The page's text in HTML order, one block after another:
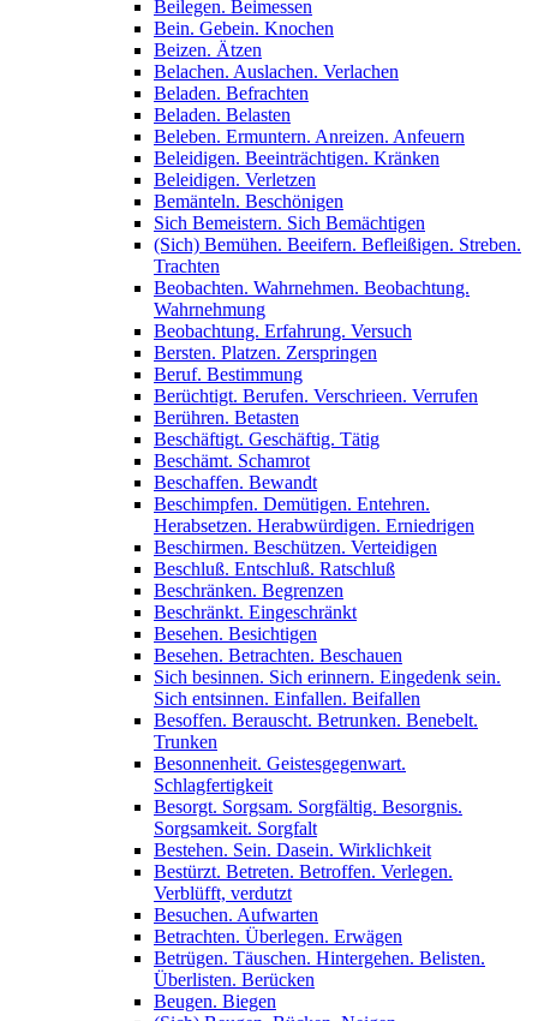
Beilegen. Beimessen
Bein. Gebein. Knochen
Beizen. Ätzen
Belachen. Auslachen. Verlachen
Beladen. Befrachten
Beladen. Belasten
Beleben. Ermuntern. Anreizen. Anfeuern
Beleidigen. Beeinträchtigen. Kränken
Beleidigen. Verletzen
Bemänteln. Beschönigen
Sich Bemeistern. Sich Bemächtigen
(Sich) Bemühen. Beeifern. Befleißigen. Streben.
Trachten
Beobachten. Wahrnehmen. Beobachtung.
Wahrnehmung
Beobachtung. Erfahrung. Versuch
Bersten. Platzen. Zerspringen
Beruf. Bestimmung
Berüchtigt. Berufen. Verschrieen. Verrufen
Berühren. Betasten
Beschäftigt. Geschäftig. Tätig
Beschämt. Schamrot
Beschaffen. Bewandt
Beschimpfen. Demütigen. Entehren.
Herabsetzen. Herabwürdigen. Erniedrigen
Beschirmen. Beschützen. Verteidigen
Beschluß. Entschluß. Ratschluß
Beschränken. Begrenzen
Beschränkt. Eingeschränkt
Besehen. Besichtigen
Besehen. Betrachten. Beschauen
Sich besinnen. Sich erinnern. Eingedenk sein.
Sich entsinnen. Einfallen. Beifallen
Besoffen. Berauscht. Betrunken. Benebelt.
Trunken
Besonnenheit. Geistesgegenwart.
Schlagfertigkeit
Besorgt. Sorgsam. Sorgfältig. Besorgnis.
Sorgsamkeit. Sorgfalt
Bestehen. Sein. Dasein. Wirklichkeit
Bestürzt. Betreten. Betroffen. Verlegen.
Verblüfft, verdutzt
Besuchen. Aufwarten
Betrachten. Überlegen. Erwägen
Betrügen. Täuschen. Hintergehen. Belisten.
Überlisten. Berücken
Beugen. Biegen